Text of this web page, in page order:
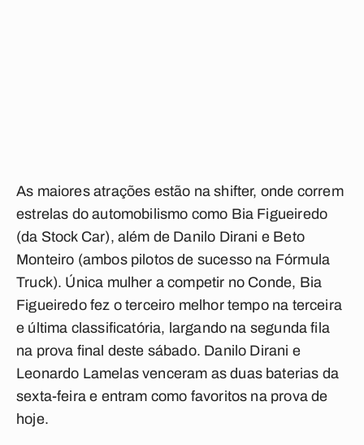
As maiores atrações estão na shifter, onde correm
estrelas do automobilismo como Bia Figueiredo
(da Stock Car), além de Danilo Dirani e Beto
Monteiro (ambos pilotos de sucesso na Fórmula
Truck). Única mulher a competir no Conde, Bia
Figueiredo fez o terceiro melhor tempo na terceira
e última classificatória, largando na segunda fila
na prova final deste sábado. Danilo Dirani e
Leonardo Lamelas venceram as duas baterias da
sexta-feira e entram como favoritos na prova de
hoje.